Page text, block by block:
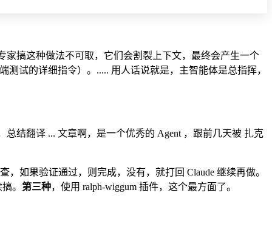
家搞这种做法不可取，它们会割裂上下文，最终会产生一个
测试的详细指令）。..... 用人话说就是，主智能体是总指挥，
结翻译 ... 文章啊，是一个优秀的 Agent ，跟前几天被 扎克
如果验证通过，则完成，没有，就打回 Claude 继续再做。
。 第三种，使用 ralph-wiggum 插件，这个最方面了。